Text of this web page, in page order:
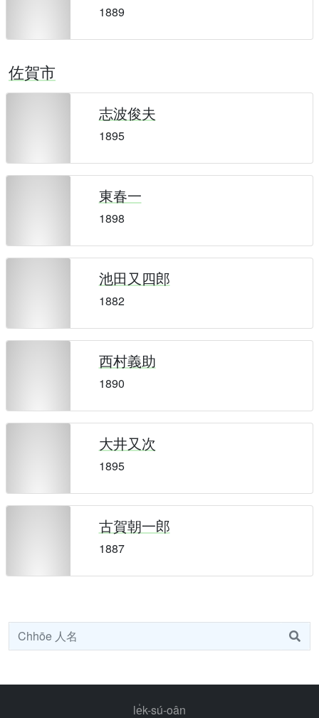
1889
佐賀市
志波俊夫
1895
東春一
1898
池田又四郎
1882
西村義助
1890
大井又次
1895
古賀朝一郎
1887
le̍k-sú-oân